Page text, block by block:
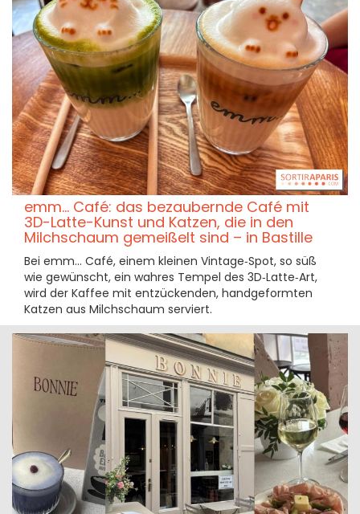
emm… Café: das bezaubernde Café mit
3D-Latte-Kunst und Katzen, die in den
Milchschaum gemeißelt sind – in Bastille
Bei emm… Café, einem kleinen Vintage‑Spot, so süß
wie gewünscht, ein wahres Tempel des 3D‑Latte‑Art,
wird der Kaffee mit entzückenden, handgeformten
Katzen aus Milchschaum serviert.